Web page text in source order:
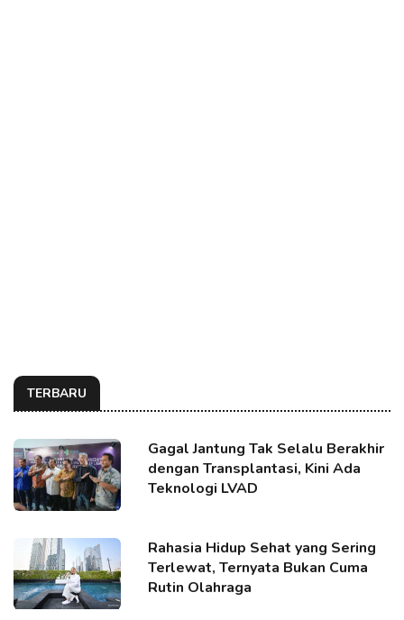
TERBARU
Gagal Jantung Tak Selalu Berakhir
dengan Transplantasi, Kini Ada
Teknologi LVAD
Rahasia Hidup Sehat yang Sering
Terlewat, Ternyata Bukan Cuma
Rutin Olahraga